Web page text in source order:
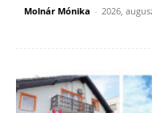
Molnár Mónika - 2026,